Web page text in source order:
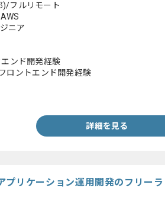
)/フルリモート
ニア
ンド開発経験
ロントエンド開発経験
詳細を見る
プリケーション運用開発のフリー